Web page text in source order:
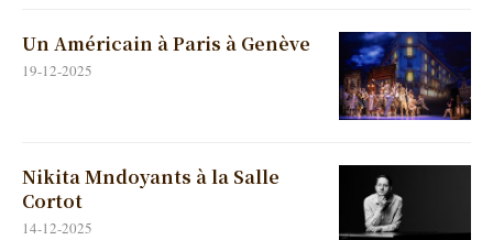
Un Américain à Paris à Genève
19-12-2025
Nikita Mndoyants à la Salle
Cortot
14-12-2025